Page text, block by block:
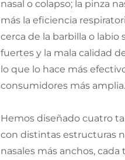
nasal o colapso; la pinza
más la eficiencia
cerca de la barbilla o labio
fuertes y la mala calidad
lo que lo hace más
consumidores más amplia.
Hemos diseñado cuatro
con distintas estructuras
nasales más anchos,